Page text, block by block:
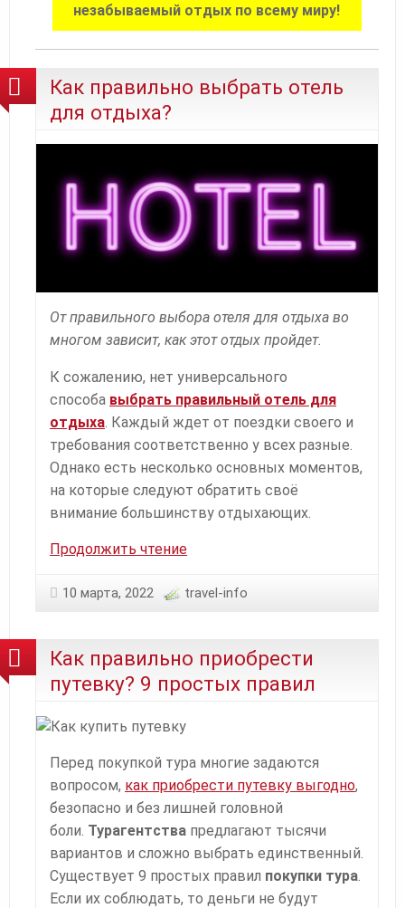
незабываемый отдых по всему миру!
Как правильно выбрать отель
для отдыха?
От правильного выбора отеля для отдыха во
многом зависит, как этот отдых пройдет.
К сожалению, нет универсального
способа выбрать правильный отель для
отдыха . Каждый ждет от поездки своего и
требования соответственно у всех разные.
Однако есть несколько основных моментов,
на которые следуют обратить своё
внимание большинству отдыхающих.
Продолжить чтениеКак
выбрать
отдыха?
10 марта, 2022 travel-info
Как правильно приобрести
путевку? 9 простых правил
Перед покупкой тура многие задаются
вопросом, как приобрести путевку выгодно,
безопасно и без лишней головной
боли. Турагентства предлагают тысячи
вариантов и сложно выбрать единственный.
Существует 9 простых правил покупки тура
Если их соблюдать, то деньги не будут